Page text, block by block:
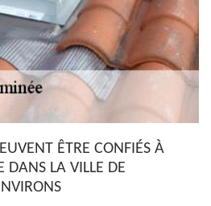
ÊTRE CONFIÉS À
DANS LA VILLE DE